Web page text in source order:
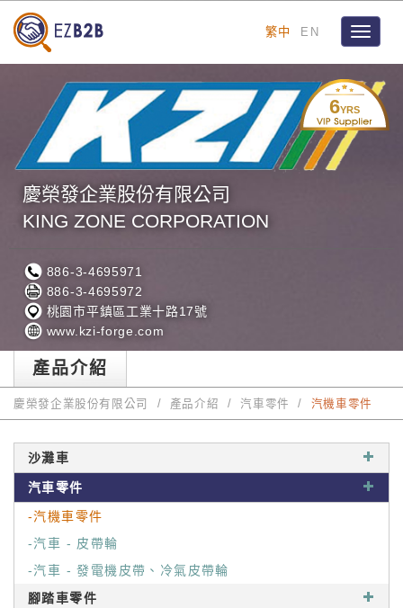
繁中 EN
Toggle
6YRS
慶榮發企業股份有限公司
KING ZONE CORPORATION
886-3-4695971
886-3-4695972
桃園市平鎮區工業十路17號
www.kzi-forge.com
產品介紹
慶榮發企業股份有限公司 產品介紹 汽車零件 汽機車零件
沙灘車
汽車零件
-汽機車零件
-汽車 - 皮帶輪
-汽車 - 發電機皮帶、冷氣皮帶輪
腳踏車零件